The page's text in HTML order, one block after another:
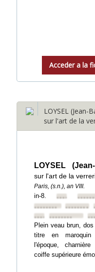
Acceder a la
LOYSEL (Jean-
sur l'art de la
LOYSEL
sur l'art de la
Paris, (s.n.), an VIII.
in-8.••••••••
••••••••
••••••••
••••••••••••••••
Plein veau brun,
titre en
l'époque,
coiffe supérieure